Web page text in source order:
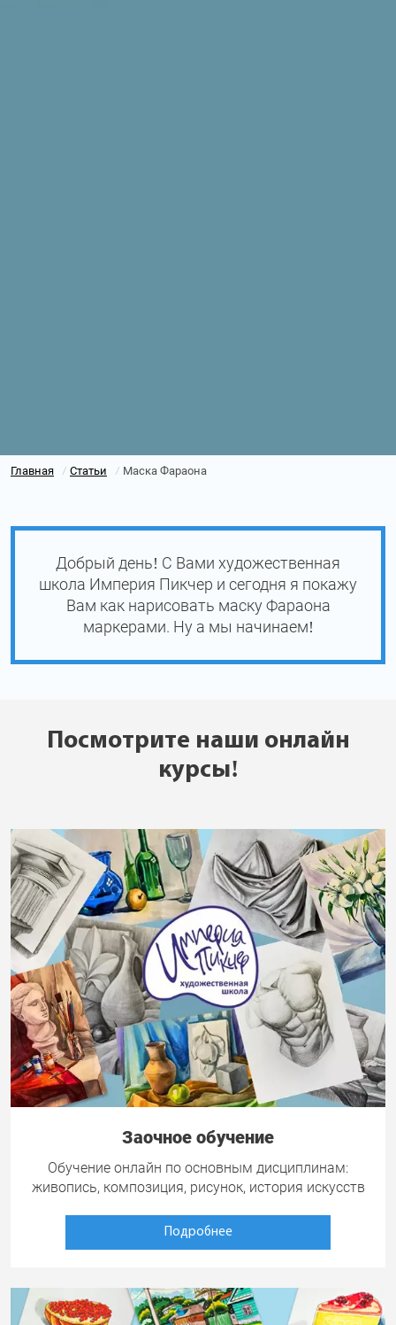
Главная / Статьи / Маска Фараона
Добрый день! С Вами художественная
школа Империя Пикчер и сегодня я покажу
Вам как нарисовать маску Фараона
маркерами. Ну а мы начинаем!
Посмотрите наши онлайн
курсы!
Заочное обучение
Обучение онлайн по основным дисциплинам:
живопись, композиция, рисунок, история искусств
Подробнее